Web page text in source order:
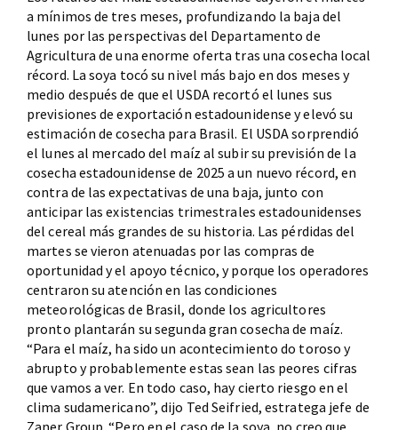
a mínimos de tres meses, profundizando la baja del
lunes por las perspectivas del Departamento de
Agricultura de una enorme oferta tras una cosecha local
récord. La soya tocó su nivel más bajo en dos meses y
medio después de que el USDA recortó el lunes sus
previsiones de exportación estadounidense y elevó su
estimación de cosecha para Brasil. El USDA sorprendió
el lunes al mercado del maíz al subir su previsión de la
cosecha estadounidense de 2025 a un nuevo récord, en
contra de las expectativas de una baja, junto con
anticipar las existencias trimestrales estadounidenses
del cereal más grandes de su historia. Las pérdidas del
martes se vieron atenuadas por las compras de
oportunidad y el apoyo técnico, y porque los operadores
centraron su atención en las condiciones
meteorológicas de Brasil, donde los agricultores
pronto plantarán su segunda gran cosecha de maíz.
“Para el maíz, ha sido un acontecimiento do toroso y
abrupto y probablemente estas sean las peores cifras
que vamos a ver. En todo caso, hay cierto riesgo en el
clima sudamericano”, dijo Ted Seifried, estratega jefe de